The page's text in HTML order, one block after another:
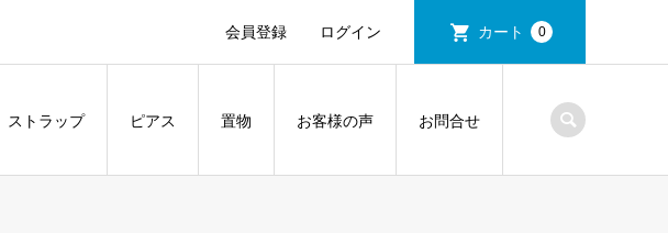
会員登録 ログイン カート 0
ストラップ ピアス 置物 お客様の声 お問合せ